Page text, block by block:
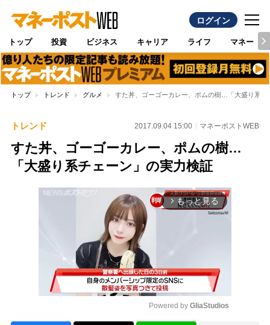
ログイン
トップ 投資 ビジネス キャリア ライフ マネー
トップ トレンド グルメ すた丼、ゴーゴーカレー、ポムの樹…「大盛り系チ
トレンド 2017.09.04 15:00 マネーポストWEB
すた丼、ゴーゴーカレー、ポムの樹…
「大盛り系チェーン」の実力検証
arrow_forward_ios もっと見る
Powered by GliaStudios